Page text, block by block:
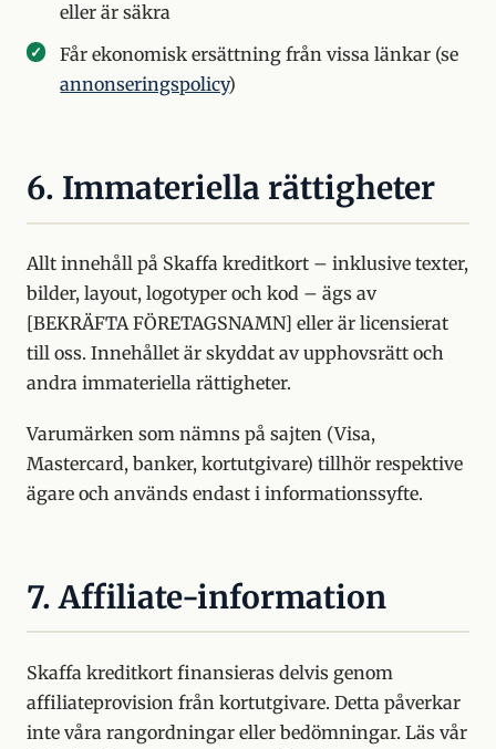
eller är säkra
Får ekonomisk ersättning från vissa länkar (se
annonseringspolicy)
6. Immateriella rättigheter
Allt innehåll på Skaffa kreditkort – inklusive texter,
bilder, layout, logotyper och kod – ägs av
[BEKRÄFTA FÖRETAGSNAMN] eller är licensierat
till oss. Innehållet är skyddat av upphovsrätt och
andra immateriella rättigheter.
Varumärken som nämns på sajten (Visa,
Mastercard, banker, kortutgivare) tillhör respektive
ägare och används endast i informationssyfte.
7. Affiliate-information
Skaffa kreditkort finansieras delvis genom
affiliateprovision från kortutgivare. Detta påverkar
inte våra rangordningar eller bedömningar. Läs vår